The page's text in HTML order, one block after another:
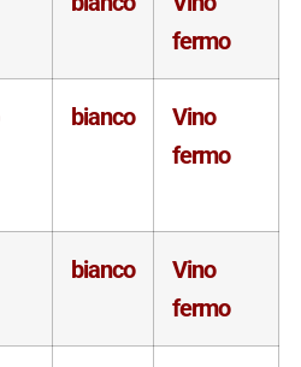
fermo
bianco
Vino
fermo
bianco
Vino
fermo